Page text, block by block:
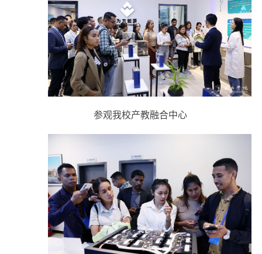
参观我校产教融合中心